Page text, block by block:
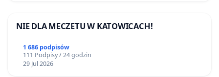
NIE DLA MECZETU W KATOWICACH!
1 686 podpisów
111 Podpisy / 24 godzin
29 Jul 2026